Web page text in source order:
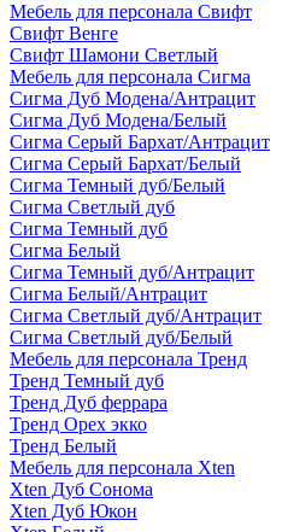
Мебель для персонала Свифт
Свифт Венге
Свифт Шамони Светлый
Мебель для персонала Сигма
Сигма Дуб Модена/Антрацит
Сигма Дуб Модена/Белый
Сигма Серый Бархат/Антрацит
Сигма Серый Бархат/Белый
Сигма Темный дуб/Белый
Сигма Светлый дуб
Сигма Темный дуб
Сигма Белый
Сигма Темный дуб/Антрацит
Сигма Белый/Антрацит
Сигма Светлый дуб/Антрацит
Сигма Светлый дуб/Белый
Мебель для персонала Тренд
Тренд Темный дуб
Тренд Дуб феррара
Тренд Орех экко
Тренд Белый
Мебель для персонала Xten
Xten Дуб Сонома
Xten Дуб Юкон